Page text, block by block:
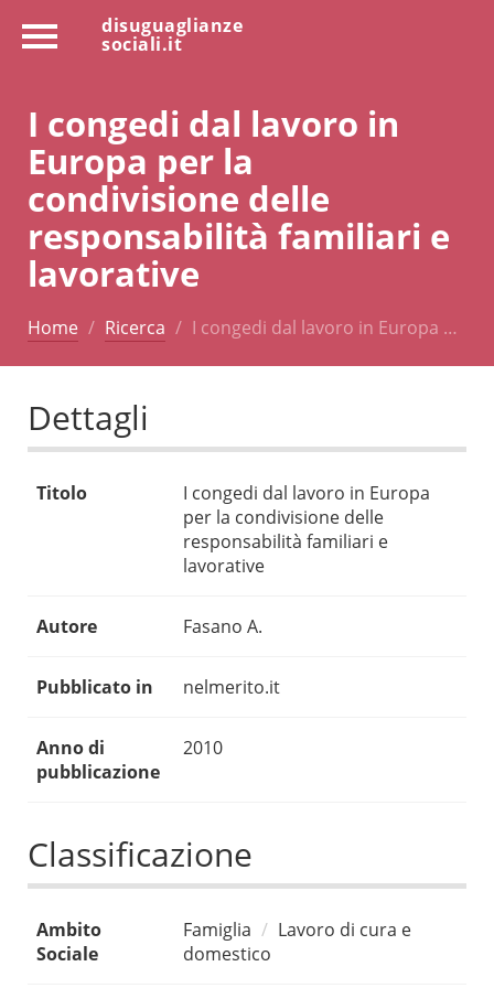
disuguaglianze
sociali.it
I congedi dal lavoro in
Europa per la
condivisione delle
responsabilità familiari e
lavorative
Home Ricerca I congedi dal lavoro in Europa …
Dettagli
Titolo
I congedi dal lavoro in Europa
per la condivisione delle
responsabilità familiari e
lavorative
Autore Fasano A.
Pubblicato in nelmerito.it
Anno di
pubblicazione
2010
Classificazione
Ambito
Sociale
Famiglia
Lavoro di cura e
domestico